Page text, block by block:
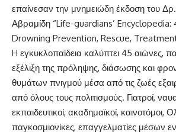
επαίνεσαν την μνημειώδη έκδοση του
Αβραμίδη “Life-guardians’
Drowning Prevention, Rescue,
H εγκυκλοπαίδεια καλύπτει 45 αιώνες,
εξέλιξη της πρόληψης, διάσωσης και
θυμάτων πνιγμού μέσα από τις ζωές
από όλους τους πολιτισμούς. Γιατροί,
εκπαιδευτικοί, ακαδημαϊκοί, καινοτόμοι,
παγκοσμιονίκες, επαγγελματίες μέσων